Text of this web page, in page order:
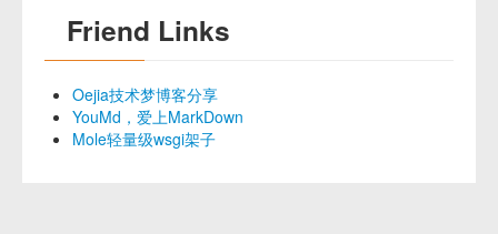
Friend Links
Oejia技术梦博客分享
YouMd，爱上MarkDown
Mole轻量级wsgi架子